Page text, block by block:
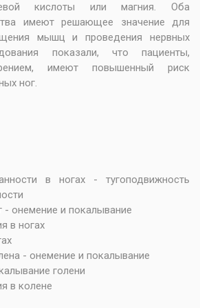
кислоты или магния. Оба
имеют решающее значение для
мышц и проведения нервных
показали, что пациенты,
имеют повышенный риск
ног.
в ногах - тугоподвижность
- онемение и покалывание
в ногах
- онемение и покалывание
голени
в колене